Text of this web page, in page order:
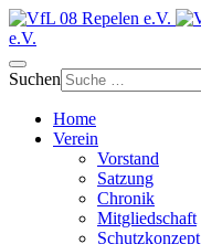
e.V.
Suchen
Home
Verein
Vorstand
Satzung
Chronik
Mitgliedschaft
Schutzkonzept